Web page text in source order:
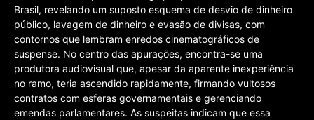
Brasil, revelando um suposto esquema de desvio de dinheiro
público, lavagem de dinheiro e evasão de divisas, com
contornos que lembram enredos cinematográficos de
suspense. No centro das apurações, encontra-se uma
produtora audiovisual que, apesar da aparente inexperiência
no ramo, teria ascendido rapidamente, firmando vultosos
contratos com esferas governamentais e gerenciando
emendas parlamentares. As suspeitas indicam que essa